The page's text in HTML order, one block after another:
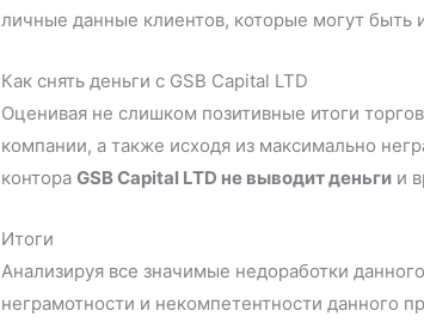
личные данные клиентов, которые могут быть
Как снять деньги с GSB Capital LTD
Оценивая не слишком позитивные итоги
компании, а также исходя из максимально
контораGSB Capital LTD не выводит деньги и
Итоги
Анализируя все значимые недоработки
неграмотности и некомпетентности данного